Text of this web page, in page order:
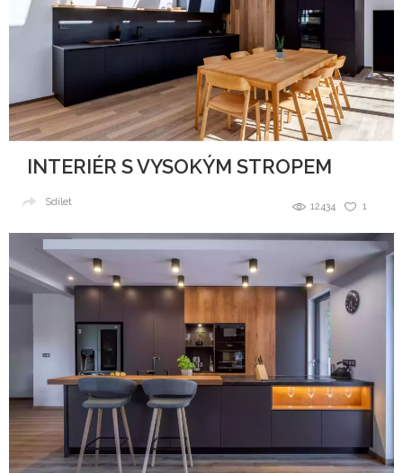
INTERIÉR S VYSOKÝM STROPEM
1
12434
Sdílet